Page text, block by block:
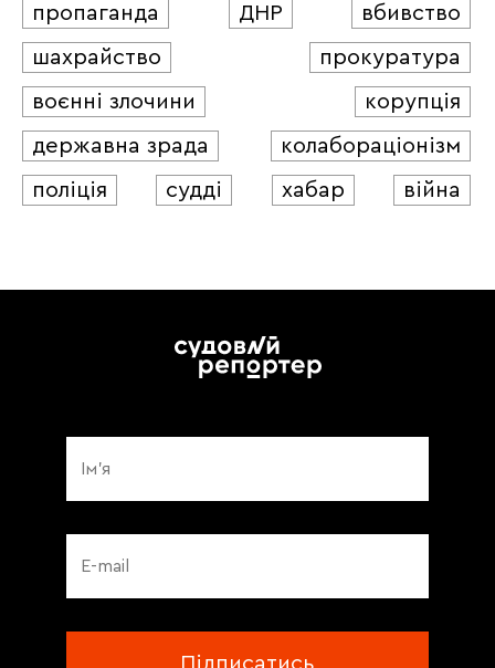
пропаганда
ДНР
вбивство
шахрайство
прокуратура
воєнні злочини
корупція
державна зрада
колабораціонізм
поліція
судді хабар війна